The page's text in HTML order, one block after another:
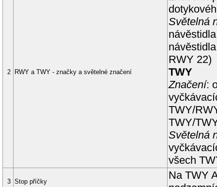
2 RWY a TWY - značky a světelné značení
Světelná
RWY 22)
TWY
Značení:
TWY/
TWY/
Světelná
všech
3 Stop příčky
Na TWY